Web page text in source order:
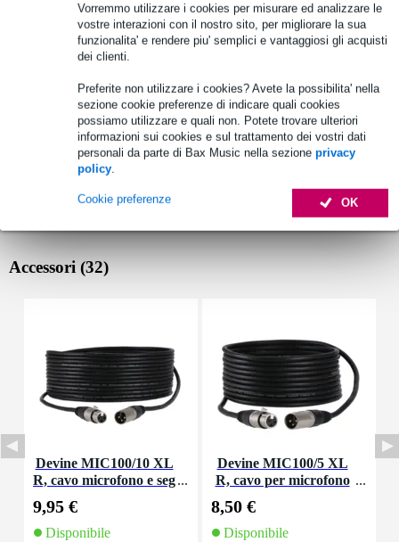
Vorremmo utilizzare i cookies per misurare ed analizzare le
vostre interazioni con il nostro sito, per migliorare la sua
funzionalita' e rendere piu' semplici e vantaggiosi gli acquisti
dei clienti.
Preferite non utilizzare i cookies? Avete la possibilita' nella
sezione cookie preferenze di indicare quali cookies
possiamo utilizzare e quali non. Potete trovare ulteriori
informazioni sui cookies e sul trattamento dei vostri dati
personali da parte di Bax Music nella sezione privacy
policy.
OK
Cookie preferenze
Vedi anche (8)
Accessori (32)
Devine MIC100/10 XL
R, cavo microfono e seg
9,95 €
Disponibile
Devine MIC100/5 XL
R, cavo per microfono
8,50 €
Disponibile